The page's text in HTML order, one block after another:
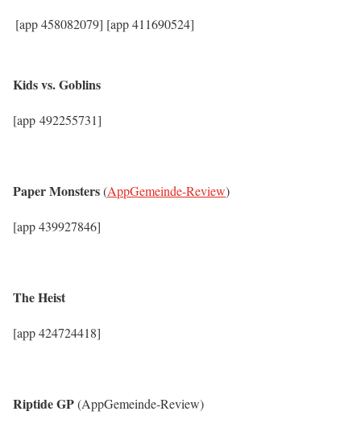
[app 458082079] [app 411690524]
Kids vs. Goblins
[app 492255731]
Paper Monsters(AppGemeinde-Review)
[app 439927846]
The Heist
[app 424724418]
Riptide GP(AppGemeinde-Review)